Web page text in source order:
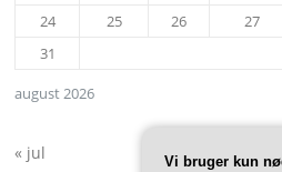
august 2026
24
25 26 27
31
« jul Vi bruger kun